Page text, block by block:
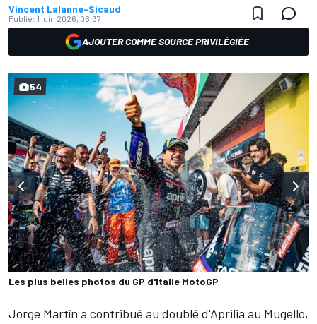
Vincent Lalanne-Sicaud
Publié: 1 juin 2026, 06:37
AJOUTER COMME SOURCE PRIVILÉGIÉE
Les plus belles photos du GP d'Italie MotoGP
54
Jorge Martín a contribué au doublé d'Aprilia au Mugello,